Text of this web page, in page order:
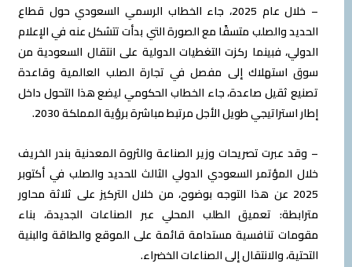
– خلال عام 2025، جاء الخطاب الرسمي السعودي حول قطاع
الحديد والصلب متسقًا مع الصورة التي بدأت تتشكل عنه في الإعلام
الدولي، فبينما ركزت التغطيات الدولية على انتقال السعودية من
سوق استهلاك إلى مفصل في تجارة الصلب العالمية وقاعدة
تصنيع ثقيل صاعدة، جاء الخطاب الحكومي ليضع هذا التحول داخل
إطار استراتيجي طويل الأجل مرتبط مباشرة برؤية المملكة 2030.
– وقد عبرت تصريحات وزير الصناعة والثروة المعدنية بندر الخريف
خلال المؤتمر السعودي الدولي الثالث للحديد والصلب في أكتوبر
2025 عن هذا التوجه بوضوح، من خلال التركيز على ثلاثة محاور
مترابطة: تعميق الطلب المحلي عبر الصناعات الجديدة، بناء
مقومات تنافسية مستدامة قائمة على الموقع والطاقة والبنية
التحتية، والانتقال إلى الصناعات الخضراء.